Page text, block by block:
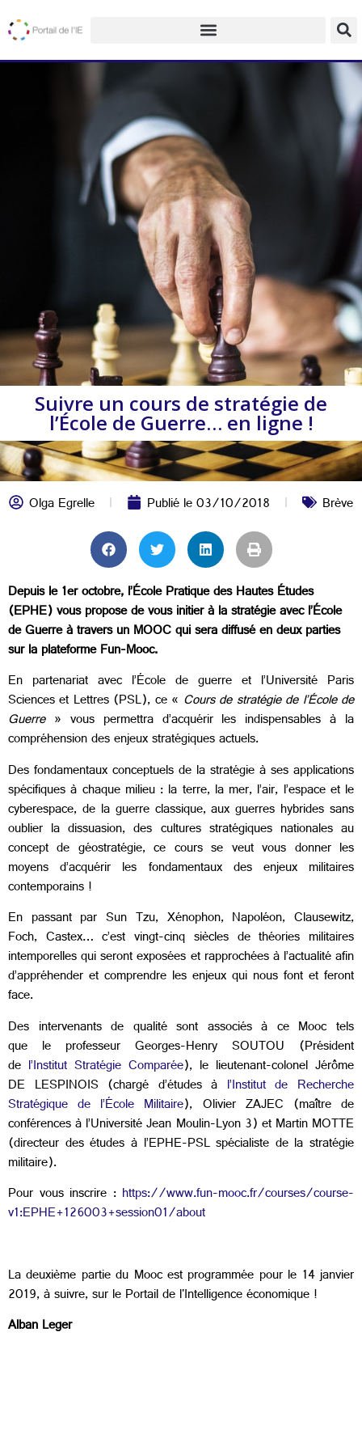
Suivre un cours de stratégie de
l’École de Guerre… en ligne !
Olga Egrelle Publié le03/10/2018 Brève
Depuis le 1er octobre, l’École Pratique des Hautes Études
(EPHE) vous propose de vous initier à la stratégie avec l’École
de Guerre à travers un MOOC qui sera diffusé en deux parties
sur la plateforme Fun-Mooc.
En partenariat avec l’École de guerre et l’Université Paris
Sciences et Lettres (PSL), ce « Cours de stratégie de l’École de
Guerre» vous permettra d’acquérir les indispensables à la
compréhension des enjeux stratégiques actuels.
Des fondamentaux conceptuels de la stratégie à ses applications
spécifiques à chaque milieu : la terre, la mer, l’air, l’espace et le
cyberespace, de la guerre classique, aux guerres hybrides sans
oublier la dissuasion, des cultures stratégiques nationales au
concept de géostratégie, ce cours se veut vous donner les
moyens d’acquérir les fondamentaux des enjeux militaires
contemporains !
En passant par Sun Tzu, Xénophon, Napoléon, Clausewitz,
Foch, Castex… c’est vingt-cinq siècles de théories militaires
intemporelles qui seront exposées et rapprochées à l’actualité afin
d’appréhender et comprendre les enjeux qui nous font et feront
face.
Des intervenants de qualité sont associés à ce Mooc tels
que le professeur Georges-Henry SOUTOU (Président
de l’Institut Stratégie Comparée), le lieutenant-colonel Jérôme
DE LESPINOIS (chargé d’études à l’Institut de Recherche
Stratégique de l’École Militaire), Olivier ZAJEC (maître de
conférences à l’Université Jean Moulin-Lyon 3) et Martin MOTTE
(directeur des études à l’EPHE-PSL spécialiste de la stratégie
militaire).
Pour vous inscrire : https://www.fun-mooc.fr/courses/course-
v1:EPHE+126003+session01/about
La deuxième partie du Mooc est programmée pour le 14 janvier
2019, à suivre, sur le Portail de l'Intelligence économique !
Alban Leger